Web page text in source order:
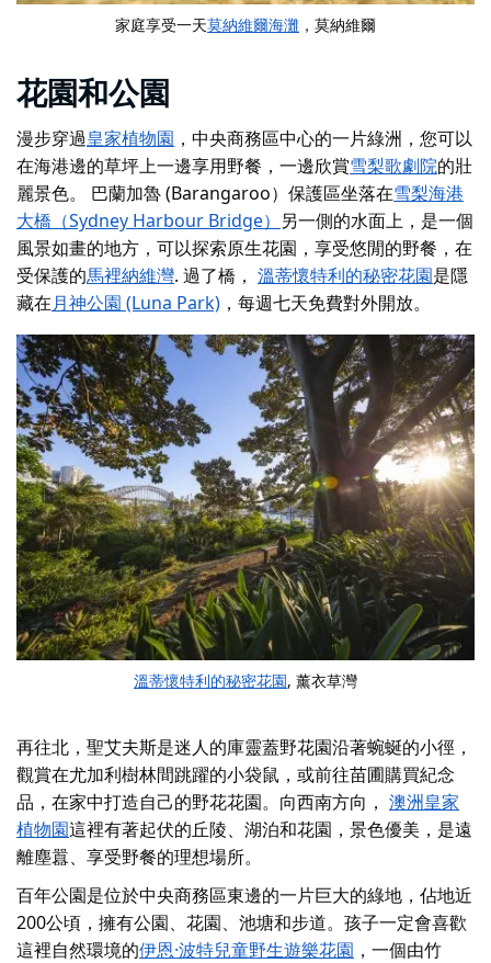
家庭享受一天莫納維爾海灘 ，莫納維爾
花園和公園
漫步穿過皇家植物園 ，中央商務區中心的一片綠洲，您可以
在海港邊的草坪上一邊享用野餐，一邊欣賞雪梨歌劇院的壯
麗景色。 巴蘭加魯 (Barangaroo）保護區坐落在雪梨海港
大橋（Sydney Harbour Bridge） 另一側的水面上，是一個
風景如畫的地方，可以探索原生花園，享受悠閒的野餐，在
受保護的馬裡納維灣. 過了橋， 溫蒂懷特利的秘密花園是隱
藏在月神公園 (Luna Park) ，每週七天免費對外開放。
溫蒂懷特利的秘密花園, 薰衣草灣
再往北，聖艾夫斯是迷人的庫靈蓋野花園沿著蜿蜒的小徑，
觀賞在尤加利樹林間跳躍的小袋鼠，或前往苗圃購買紀念
品，在家中打造自己的野花花園。向西南方向， 澳洲皇家
植物園這裡有著起伏的丘陵、湖泊和花園，景色優美，是遠
離塵囂、享受野餐的理想場所。
百年公園是位於中央商務區東邊的一片巨大的綠地，佔地近
200公頃，擁有公園、花園、池塘和步道。孩子一定會喜歡
這裡自然環境的伊恩·波特兒童野生遊樂花園 ，一個由竹